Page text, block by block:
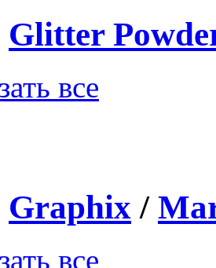
Glitter
все
Graphix /
все